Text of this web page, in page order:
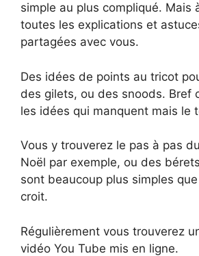
simple au plus compliqué. Mais
toutes les explications et
partagées avec vous.
Des idées de points au tricot
des gilets, ou des snoods. Bref
les idées qui manquent mais le
Vous y trouverez le pas à pas
Noël par exemple, ou des
sont beaucoup plus simples que
croit.
Régulièrement vous trouverez
vidéo You Tube mis en ligne.